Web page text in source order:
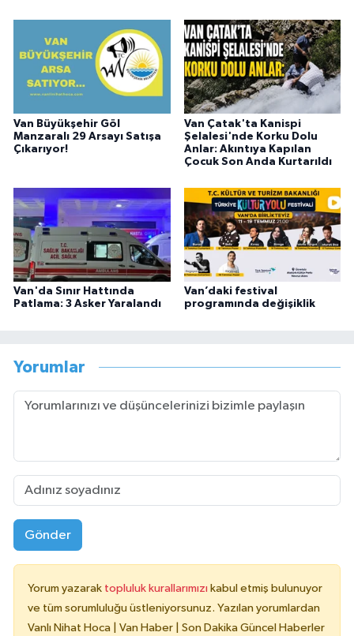
Van Büyükşehir Göl
Manzaralı 29 Arsayı Satışa
Çıkarıyor!
Van Çatak'ta Kanispi
Şelalesi'nde Korku Dolu
Anlar: Akıntıya Kapılan
Çocuk Son Anda Kurtarıldı
Van'da Sınır Hattında
Patlama: 3 Asker Yaralandı
Van’daki festival
programında değişiklik
Yorumlar
Gönder
Yorum yazarak topluluk kurallarımızı kabul etmiş bulunuyor
ve tüm sorumluluğu üstleniyorsunuz. Yazılan yorumlardan
Vanlı Nihat Hoca | Van Haber | Son Dakika Güncel Haberler